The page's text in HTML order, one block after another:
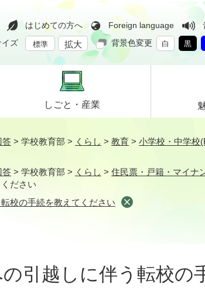
はじめての方へ Foreign language
イズ
標準 拡大 背景色変更 白 黒
しごと・ 産業
答 > 学校教育部 > くらし > 教育 > 小学校・中学校
答 > 学校教育部 > くらし > 住民票・戸籍・マイナ
ださい
校の手続を教えてください
引越しに伴う転校の